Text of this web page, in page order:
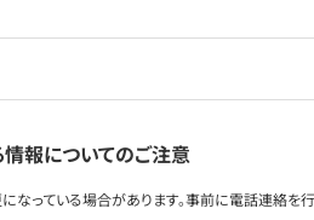
報についてのご注意
っている場合があります。事前に電話連絡を